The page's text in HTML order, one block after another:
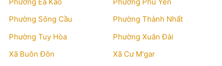
Phường Sông Cầu
Phường Thành Nhất
Phường Tuy Hòa
Phường Xuân Đài
Xã Buôn Đôn
Xã Cư M'gar